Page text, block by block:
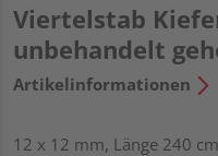
Viertelstab
unbehandelt
Artikelinformationen
12 x 12 mm, Länge 240 cm